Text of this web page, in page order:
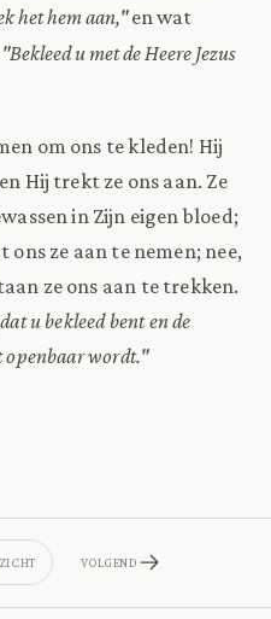
het hem aan,"en wat
"Bekleed u met de Heere Jezus
om ons te kleden! Hij
Hij trekt ze ons aan. Ze
in Zijn eigen bloed;
ze aan te nemen; nee,
ze ons aan te trekken.
u bekleed bent en de
openbaar wordt."
VOLGEND